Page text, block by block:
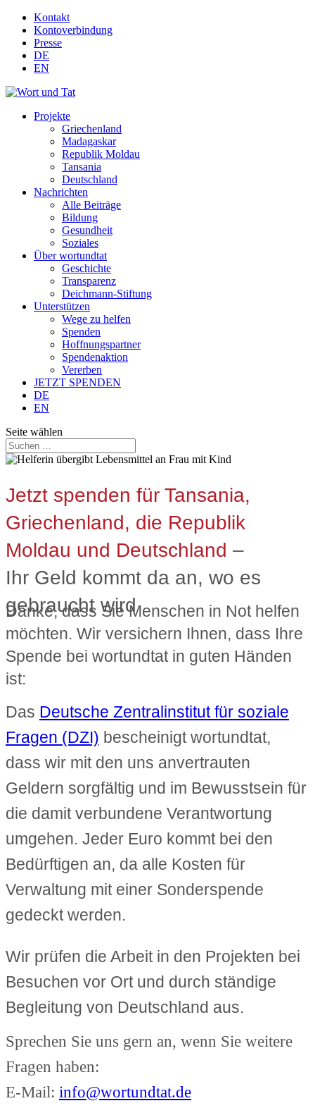
Kontakt
Kontoverbindung
Presse
DE
EN
Projekte
Griechenland
Madagaskar
Republik Moldau
Tansania
Deutschland
Nachrichten
Alle Beiträge
Bildung
Gesundheit
Soziales
Über wortundtat
Geschichte
Transparenz
Deichmann-Stiftung
Unterstützen
Wege zu helfen
Spenden
Hoffnungspartner
Spendenaktion
Vererben
JETZT SPENDEN
DE
EN
Seite wählen
Jetzt spenden für Tansania,
Griechenland, die Republik
Moldau und Deutschland –
Ihr Geld kommt da an, wo es
gebraucht wird
Danke, dass Sie Menschen in Not helfen
möchten. Wir versichern Ihnen, dass Ihre
Spende bei wortundtat in guten Händen
ist:
Das Deutsche Zentralinstitut für soziale
Fragen (DZI) bescheinigt wortundtat,
dass wir mit den uns anvertrauten
Geldern sorgfältig und im Bewusstsein für
die damit verbundene Verantwortung
umgehen. Jeder Euro kommt bei den
Bedürftigen an, da alle Kosten für
Verwaltung mit einer Sonderspende
gedeckt werden.
Wir prüfen die Arbeit in den Projekten bei
Besuchen vor Ort und durch ständige
Begleitung von Deutschland aus.
Sprechen Sie uns gern an, wenn Sie weitere
Fragen haben:
E-Mail: info@wortundtat.de